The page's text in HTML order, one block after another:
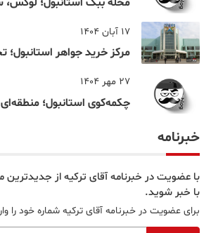
17 آبان 1404
مرکز خرید جواهر استانبول؛
27 مهر 1404
چکمه‌کوی استانبول؛ منطقه‌ای
خبرنامه
با عضویت در خبرنامه آقای ترکیه از جدیدترین
با خبر شوید.
برای عضویت در خبرنامه آقای ترکیه شماره خود را